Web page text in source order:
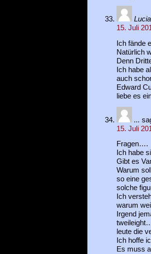
Lucia
15. Juli
Ich fände
Natürlich
Denn
Ich habe
auch
Edward
liebe es
...
15. Juli
Fragen….
Ich habe
Gibt es
Warum
so eine
solche
Ich
warum
Irgend
leute die
Ich hoffe
Es muss